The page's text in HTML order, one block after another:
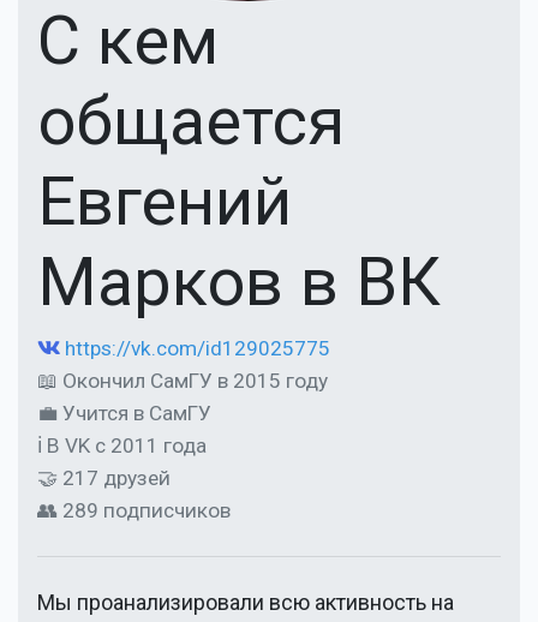
С кем
общается
Евгений
Марков в ВК
https://vk.com/id129025775
📖 Окончил СамГУ в 2015 году
💼 Учится в СамГУ
ℹ В VK с 2011 года
🤝 217 друзей
👥 289 подписчиков
Мы проанализировали всю активность на